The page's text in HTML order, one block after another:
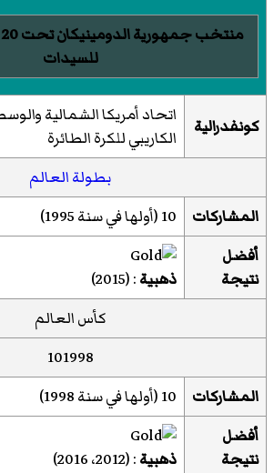
للسيدات
كونفدرالية
اتحاد أمريكا الشمالية
الكاريبي للكرة الطائرة
بطولة العالم
المشاركات
10 (أولها في سنة 1995)
أفضل
نتيجة
ذهبية: (2015)
كأس العالم
101998
المشاركات
10 (أولها في سنة 1998)
أفضل
نتيجة
ذهبية: (2012، 2016)